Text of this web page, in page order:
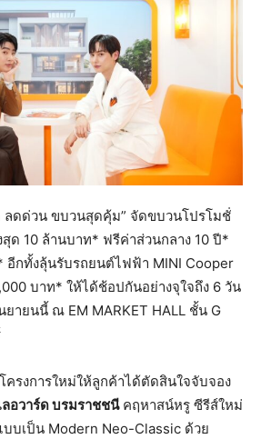
ลดด่วน ขบวนสุดคุ้ม” จัดขบวนโปรโมชั่
ด 10 ล้านบาท* ฟรีค่าส่วนกลาง 10 ปี*
อีกทั้งลุ้นรับรถยนต์ไฟฟ้า MINI Cooper
บาท* ให้ได้ช้อปกันอย่างจุใจถึง 6 วัน
ยายนนี้ ณ EM MARKET HALL ชั้น G
ครงการใหม่ให้ลูกค้าได้ตัดสินใจจับจอง
อวาร์ด บรมราชชนีคฤหาสน์หรู ซีรีส์ใหม่
บเป็น Modern Neo-Classic ด้วย